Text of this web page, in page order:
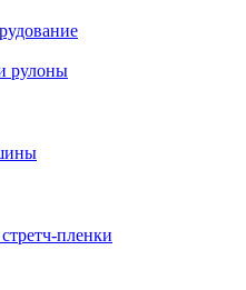
рулоны
пленки